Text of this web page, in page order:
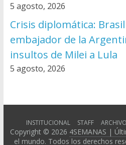
5 agosto, 2026
Crisis diplomática:
embajador de la
insultos de Milei a Lula
5 agosto, 2026
INSTITUCIONAL STAFF ARCHIVO
Copyright © 2026 4SEMANAS |
el mundo. Todos los derechos